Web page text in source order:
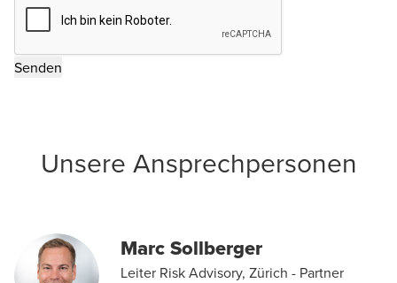
Unsere Ansprechpersonen
Marc Sollberger
Leiter Risk Advisory, Zürich - Partner